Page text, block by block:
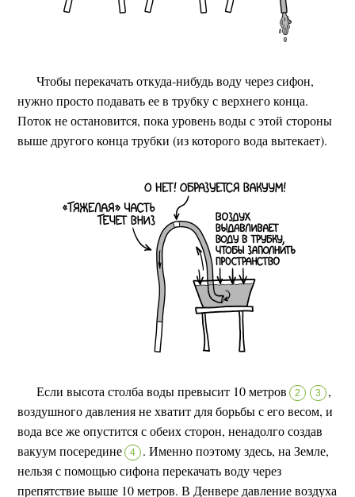
Чтобы перекачать откуда-нибудь воду через сифон,
нужно просто подавать ее в трубку с верхнего конца.
Поток не остановится, пока уровень воды с этой стороны
выше другого конца трубки (из которого вода вытекает).
Если высота столба воды превысит 10 метров 2 3
,
воздушного давления не хватит для борьбы с его весом, и
вода все же опустится с обеих сторон, ненадолго создав
вакуум посередине
4 . Именно поэтому здесь, на Земле,
нельзя с помощью сифона перекачать воду через
препятствие выше 10 метров. В Денвере давление воздуха